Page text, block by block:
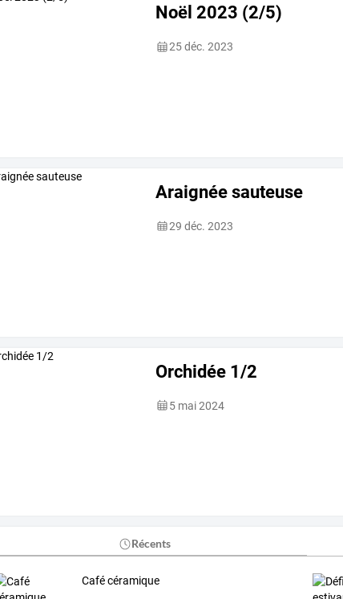
Noël 2023 (2/5)
25 déc. 2023
Araignée sauteuse
29 déc. 2023
Orchidée 1/2
5 mai 2024
Récents
Café céramique